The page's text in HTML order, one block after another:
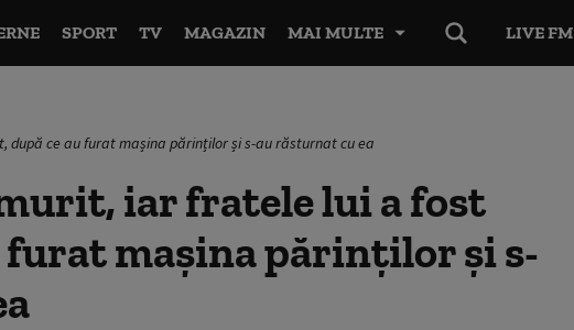
LIVE FM
SPORT TV MAGAZIN MAI MULTE
după ce au furat mașina părinților și s-au răsturnat cu ea
iar fratele lui a fost
furat mașina părinților și s-